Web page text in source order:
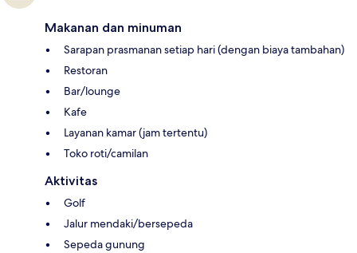
Makanan dan minuman
Sarapan prasmanan setiap hari (dengan biaya tambahan)
Restoran
Bar/lounge
Kafe
Layanan kamar (jam tertentu)
Toko roti/camilan
Aktivitas
Golf
Jalur mendaki/bersepeda
Sepeda gunung